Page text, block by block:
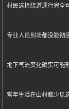
村民选择绕道通行完全
专业人员到场都没能彻
地下气流变化确实可能
常年生活在山村都少见